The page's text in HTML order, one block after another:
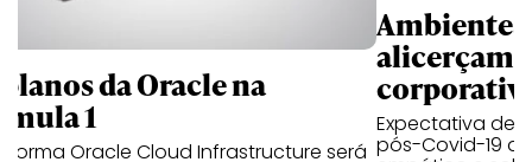
da Oracle na
1
Oracle Cloud Infrastructure será
Ambientes
alicerçam
Expectativa de
pós-Covid-19